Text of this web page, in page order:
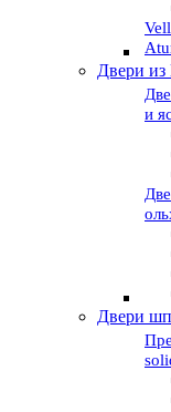
Двери из
и
Двери